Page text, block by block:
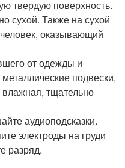
твердую поверхность.
сухой. Также на сухой
оказывающий
от одежды и
подвески,
влажная, тщательно
аудиоподсказки.
электроды на груди
разряд.